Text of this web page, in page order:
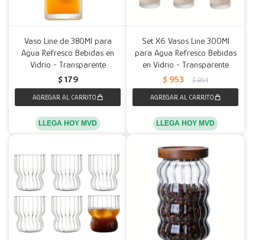
Vaso Line de 380Ml para
Agua Refresco Bebidas en
Vidrio - Transparente
$ 179
LLEGA HOY MVD
Set X6 Vasos Line 300Ml
para Agua Refresco Bebidas
en Vidrio - Transparente
$ 953 $ 954
LLEGA HOY MVD